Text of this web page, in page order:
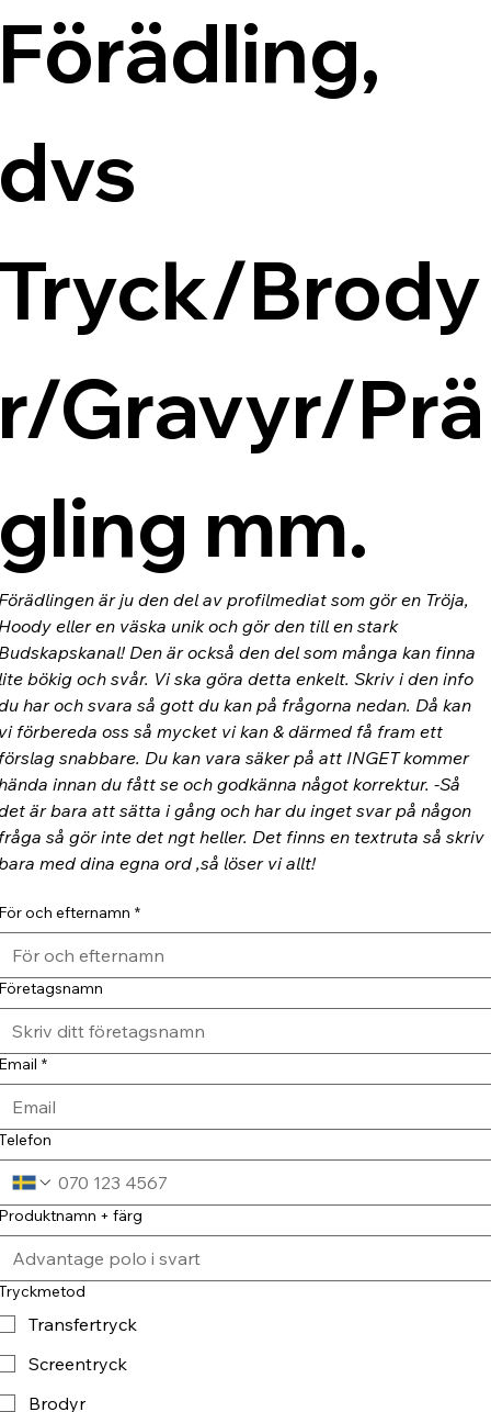
Brody
Gravyr/Prä
mm.
är ju den del av profilmediat som gör en Tröja,
eller en väska unik och gör den till en stark
Den är också den del som många kan finna
bökig och svår. Vi ska göra detta enkelt. Skriv i den info
har och svara så gott du kan på frågorna nedan. Då kan
förbereda oss så mycket vi kan & därmed få fram ett
snabbare. Du kan vara säker på att INGET kommer
innan du fått se och godkänna något korrektur. -Så
är bara att sätta i gång och har du inget svar på någon
så gör inte det ngt heller. Det finns en textruta så skriv
med dina egna ord ,så löser vi allt!
och efternamn *
*
+ färg
Transfertryck
Screentryck
Brodyr